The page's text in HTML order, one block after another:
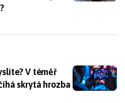
V téměř každé
V téměř
skrytá hrozba